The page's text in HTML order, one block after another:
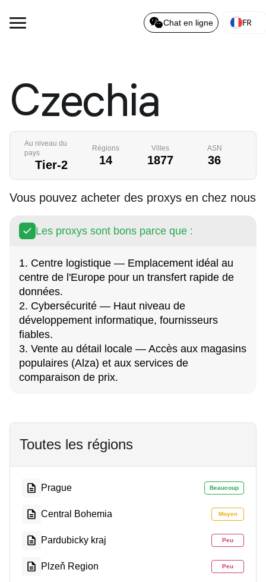
Chat en ligne FR
Czechia
Au niveau du
pays
Tier-2
Régions
14
Villes
1877
ASN
36
Vous pouvez acheter des proxys en chez nous
Les proxys sont bons parce que :
1. Centre logistique — Emplacement idéal au
centre de l'Europe pour un transfert rapide de
données.
2. Cybersécurité — Haut niveau de
développement informatique, fournisseurs
fiables.
3. Vente au détail locale — Accès aux magasins
populaires (Alza) et aux services de
comparaison de prix.
Toutes les régions
Prague Beaucoup
Central Bohemia Moyen
Pardubicky kraj Peu
Plzeň Region Peu